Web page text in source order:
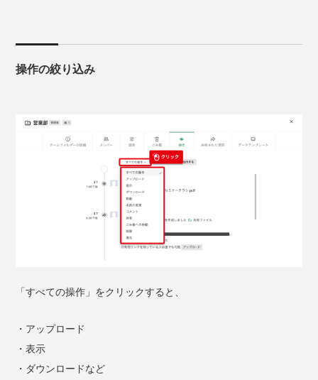
操作の絞り込み
「すべての操作」をクリックすると、
・アップロード
・表示
・ダウンロードなど